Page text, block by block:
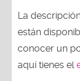
La
están
conocer un
aquí tienes el